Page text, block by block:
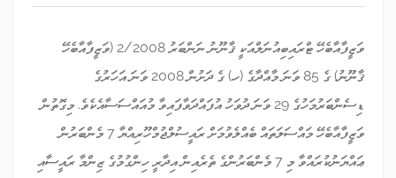
ވަޒީފާއާބެހޭ ޓްރައިބިއުނަލްއަކީ ޤާނޫނު ނަންބަރު 2/2008 (ވަޒީފާއާބެހޭ
ޤާނޫނު) ގެ 85 ވަނަ މާއްދާގެ (ހ) ގެ ދަށުން 2008 ވަނަ އަހަރުގެ
ޑިސެންބަރުމަހުގެ 29 ވަނަ ދުވަހު އުފައްދަވާފައިވާ މުއައްސަސާއެކެވެ. މިގޮތުން
ވަޒީފާއާބެހޭ މައްސަލަތައް ބެއްލެވުމަށް ރައީސުލްޖުމްހޫރިއްޔާ 7 މެންބަރުން
ޢައްޔަނުކުރައްވާ މި 7 މެންބަރުންގެ ތެރެއިން އިދާރީ ހިންގުމުގެ ޒިންމާ ރައީސާއި